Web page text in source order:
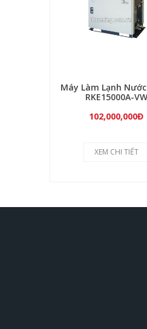
Máy Làm Lạnh
RKE15000A-VW
102,000,000Đ
XEM CHI TIẾT